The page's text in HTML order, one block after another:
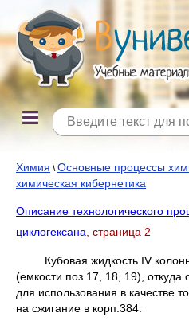
Химия \Основные процессы
химическая кибернетика
Описание технологического
циклогексана , страница 2
Кубовая жидкость IV
(емкости поз.17, 18, 19), откуда
для использования в качестве
на сжигание в корп.384.